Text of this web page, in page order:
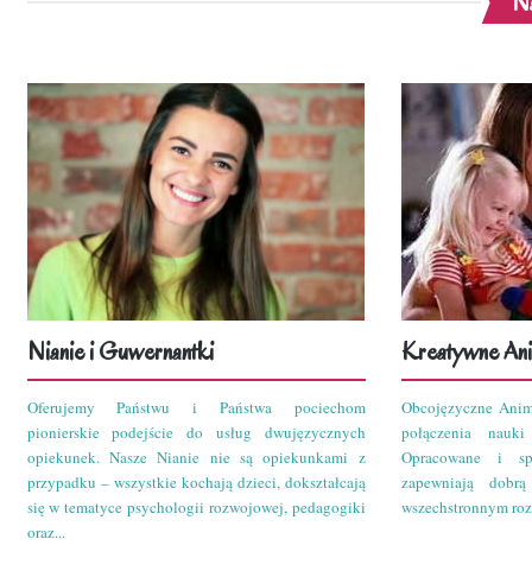
Nianie i Guwernantki
Oferujemy Państwu i Państwa pociechom
pionierskie podejście do usług dwujęzycznych
opiekunek. Nasze Nianie nie są opiekunkami z
przypadku – wszystkie kochają dzieci, dokształcają
się w tematyce psychologii rozwojowej, pedagogiki
oraz...
Kreatywne
Obcojęzyczne
połączenia
Opracowane i
zapewniają
wszechstronnym